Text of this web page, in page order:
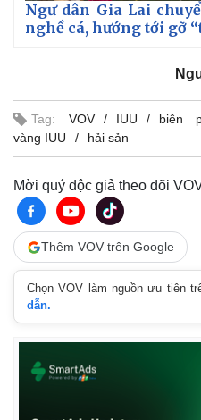
Pháp luật
Vụ án
Tin nóng
Tư vấn luật
Ngư dân Gia Lai
nghề cá, hướng tới gỡ
Tag: VOV IUU biên
vàng IUU
hải sản
Mời quý độc giả theo dõi
Thêm VOV trên Google
Chọn VOV làm nguồn ưu tiên
dẫn.